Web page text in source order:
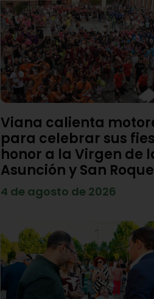
Viana calienta
para celebrar sus
honor a la Virgen de
Asunción y San Roque
4 de agosto de 2026